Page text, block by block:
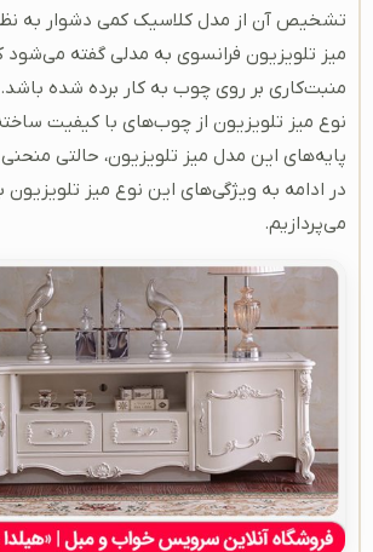
تشخیص آن از مدل کلاسیک کمی دشوار به
میز تلویزیون فرانسوی به مدلی گفته می‌شود
منبت‌کاری بر روی چوب به کار برده شده
نوع میز تلویزیون از چوب‌های با کیفیت
در ادامه به ویژگی‌های این نوع میز
می‌پردازیم.